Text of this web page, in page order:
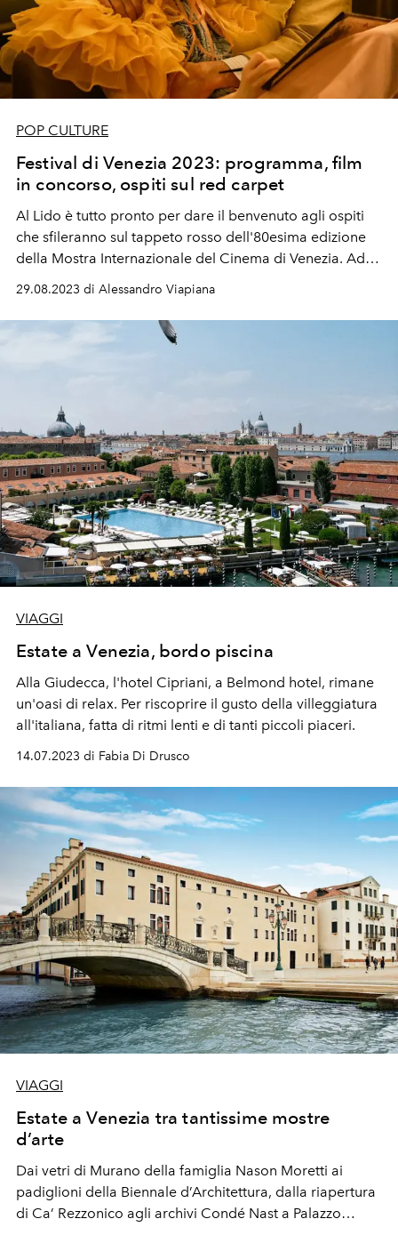
POP CULTURE
Festival di Venezia 2023: programma, film
in concorso, ospiti sul red carpet
Al Lido è tutto pronto per dare il benvenuto agli ospiti
che sfileranno sul tappeto rosso dell'80esima edizione
della Mostra Internazionale del Cinema di Venezia. Ad
Guadagnino ma "Comandante" di Edoardo de Angelis.
Tutto quello che c'è da sapere, dai film in concorso alla
giuria, al programma completo...
29.08.2023 di Alessandro Viapiana
VIAGGI
Estate a Venezia, bordo piscina
Alla Giudecca, l'hotel Cipriani, a Belmond hotel, rimane
un'oasi di relax. Per riscoprire il gusto della villeggiatura
all'italiana, fatta di ritmi lenti e di tanti piccoli piaceri.
14.07.2023 di Fabia Di Drusco
VIAGGI
Estate a Venezia tra tantissime mostre
d’arte
Dai vetri di Murano della famiglia Nason Moretti ai
padiglioni della Biennale d’Architettura, dalla riapertura
di Ca’ Rezzonico agli archivi Condé Nast a Palazzo